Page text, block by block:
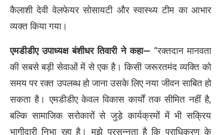
कैलाशी देवी वेलफेयर सोसायटी और स्वास्थ्य टीम का आभार
व्यक्त किया गया।
एमडीडीए उपाध्यक्ष बंशीधर तिवारी ने कहा— “रक्तदान मानवता
की सबसे बड़ी सेवाओं में से एक है। किसी जरूरतमंद व्यक्ति को
समय पर रक्त उपलब्ध हो जाना उसके लिए नया जीवन साबित हो
सकता है। एमडीडीए केवल विकास कार्यों तक सीमित नहीं है,
बल्कि सामाजिक सरोकारों से जुड़े कार्यक्रमों में भी सक्रिय
भागीदारी निभा रहा है। मुझे प्रसन्नता है कि प्राधिकरण के